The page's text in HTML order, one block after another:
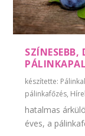
SZÍNESEBB,
készítette:
pálinkafőzés,
hatalmas
éves, a